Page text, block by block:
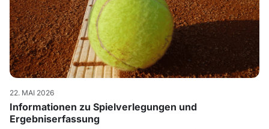
22. MAI 2026
Informationen zu Spielverlegungen und
Ergebniserfassung